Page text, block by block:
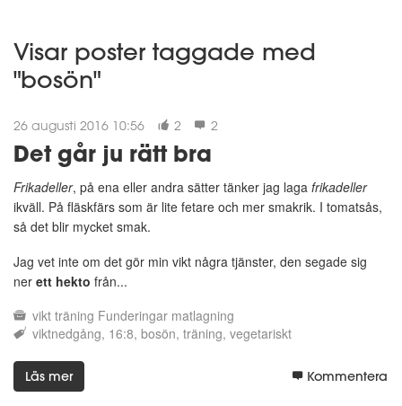
Visar poster taggade med
"bosön"
26 augusti 2016 10:56 2 2
Det går ju rätt bra
Frikadeller, på ena eller andra sätter tänker jag laga frikadeller
ikväll. På fläskfärs som är lite fetare och mer smakrik. I tomatsås,
så det blir mycket smak.
Jag vet inte om det gör min vikt några tjänster, den segade sig
ner ett hekto från...
vikt träning Funderingar matlagning
viktnedgång 16:8 bosön träning vegetariskt
Läs mer Kommentera